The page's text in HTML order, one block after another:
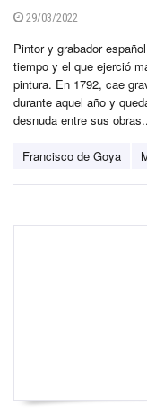
29/03/2022
Pintor y grabador
tiempo y el que ejerció
pintura. En 1792, cae
durante aquel año y
desnuda entre sus
Francisco de Goya